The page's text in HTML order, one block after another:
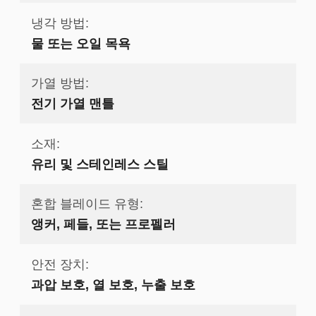
냉각 방법:
물 또는 오일 목욕
가열 방법:
전기 가열 맨틀
소재:
유리 및 스테인레스 스틸
혼합 블레이드 유형:
앵커, 페들, 또는 프로펠러
안전 장치:
과압 보호, 열 보호, 누출 보호